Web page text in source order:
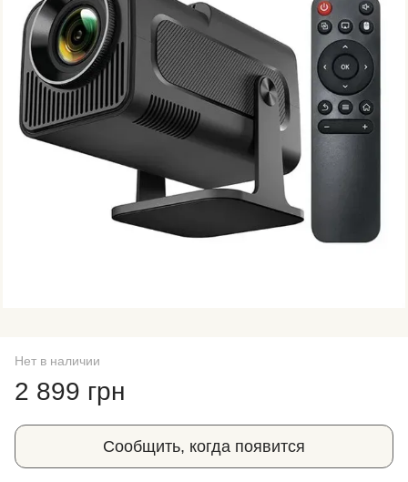
Нет в наличии
2 899 грн
Сообщить, когда появится